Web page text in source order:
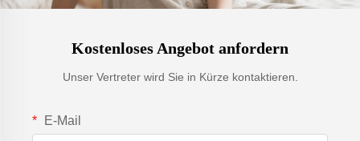
Kostenloses Angebot anfordern
Unser Vertreter wird Sie in Kürze kontaktieren.
E-Mail